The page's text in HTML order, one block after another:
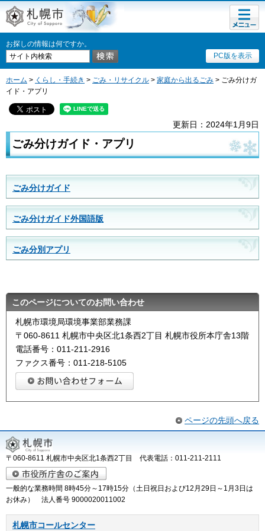
札幌市
お探しの情報は何ですか。
PC版を表示
メニュ
ー
ホーム > くらし・手続き > ごみ・リサイクル > 家庭から出るごみ > ごみ分けガ
イド・アプリ
更新日：2024年1月9日
ごみ分けガイド・アプリ
ごみ分けガイド
ごみ分けガイド外国語版
ごみ分別アプリ
このページについてのお問い合わせ
札幌市環境局環境事業部業務課
〒060-8611 札幌市中央区北1条西2丁目 札幌市役所本庁舎13階
電話番号：011-211-2916
ファクス番号：011-218-5105
ページの先頭へ戻る
〒060-8611 札幌市中央区北1条西2丁目 代表電話：011-211-2111
一般的な業務時間 8時45分～17時15分（土日祝日および12月29日～1月3日は
お休み） 法人番号 9000020011002
札幌市コールセンター